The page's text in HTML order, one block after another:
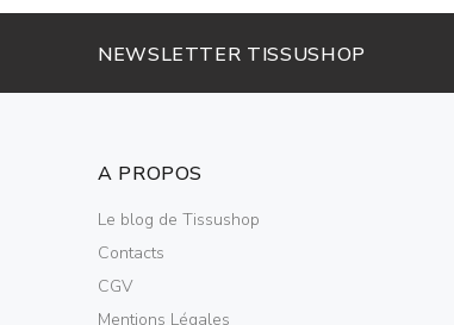
NEWSLETTER TISSUSHOP
A PROPOS
Le blog de Tissushop
Contacts
CGV
Mentions Légales